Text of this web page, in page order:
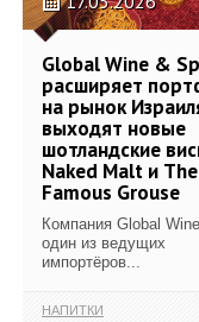
Global Wine &
расширяет
на рынок
выходят новые
шотландские
Naked Malt и The
Famous Grouse
Компания Global
один из ведущих
импортёров...
НАПИТКИ